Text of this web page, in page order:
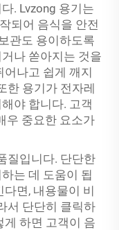
. Lvzong 용기는
되어 음식을 안전
관도 용이하도록
나 쏟아지는 것을
어나고 쉽게 깨지
한 용기가 전자레
야 합니다. 고객
우 중요한 요소가
질입니다. 단단한
는 데 도움이 됩
면, 내용물이 비
서 단단히 클릭하
게 하면 고객이 음